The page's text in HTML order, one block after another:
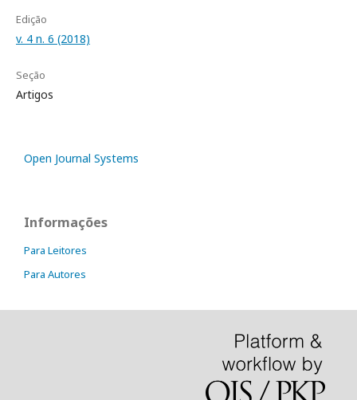
Edição
v. 4 n. 6 (2018)
Seção
Artigos
Open Journal Systems
Informações
Para Leitores
Para Autores